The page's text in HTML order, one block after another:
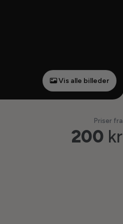
Vis alle billeder
Priser fra
200 kr